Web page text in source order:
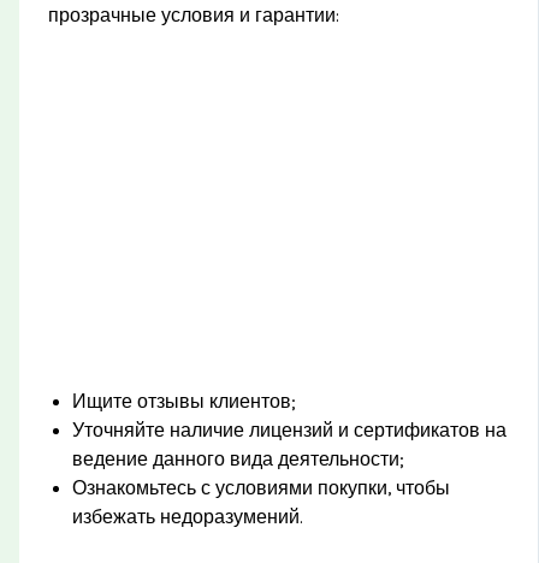
прозрачные условия и гарантии:
Ищите отзывы клиентов;
Уточняйте наличие лицензий и сертификатов на
ведение данного вида деятельности;
Ознакомьтесь с условиями покупки, чтобы
избежать недоразумений.